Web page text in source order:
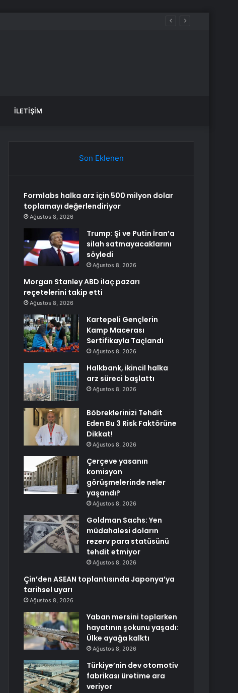
İLETIŞIM
Son Eklenen
Formlabs halka arz için 500 milyon dolar
toplamayı değerlendiriyor
Ağustos 8, 2026
Trump: Şi ve Putin İran’a
silah satmayacaklarını
söyledi
Ağustos 8, 2026
Morgan Stanley ABD ilaç pazarı
reçetelerini takip etti
Ağustos 8, 2026
Kartepeli Gençlerin
Kamp Macerası
Sertifikayla Taçlandı
Ağustos 8, 2026
Halkbank, ikincil halka
arz süreci başlattı
Ağustos 8, 2026
Böbreklerinizi Tehdit
Eden Bu 3 Risk Faktörüne
Dikkat!
Ağustos 8, 2026
Çerçeve yasanın
komisyon
görüşmelerinde neler
yaşandı?
Ağustos 8, 2026
Goldman Sachs: Yen
müdahalesi doların
rezerv para statüsünü
tehdit etmiyor
Ağustos 8, 2026
Çin’den ASEAN toplantısında Japonya’ya
tarihsel uyarı
Ağustos 8, 2026
Yaban mersini toplarken
hayatının şokunu yaşadı:
Ülke ayağa kalktı
Ağustos 8, 2026
Türkiye’nin dev otomotiv
fabrikası üretime ara
veriyor